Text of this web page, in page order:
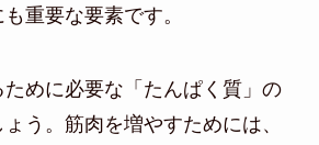
重要な要素です。
ために必要な「たんぱく質」の
う。筋肉を増やすためには、